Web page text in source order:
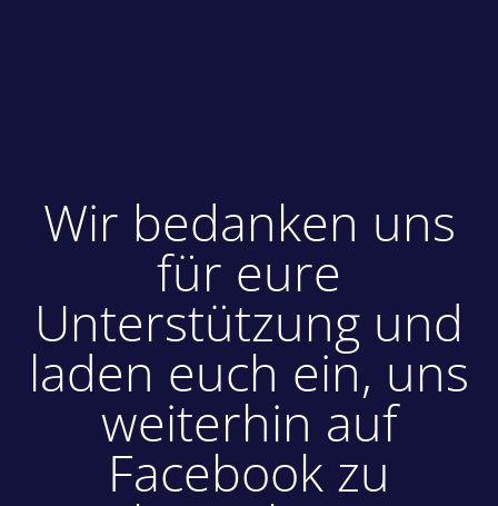
Wir bedanken uns
für eure
Unterstützung und
laden euch ein, uns
weiterhin auf
Facebook zu